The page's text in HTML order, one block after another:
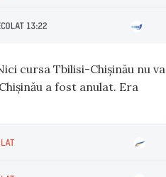
cursa Tbilisi-Chișinău nu va
a fost anulat. Era